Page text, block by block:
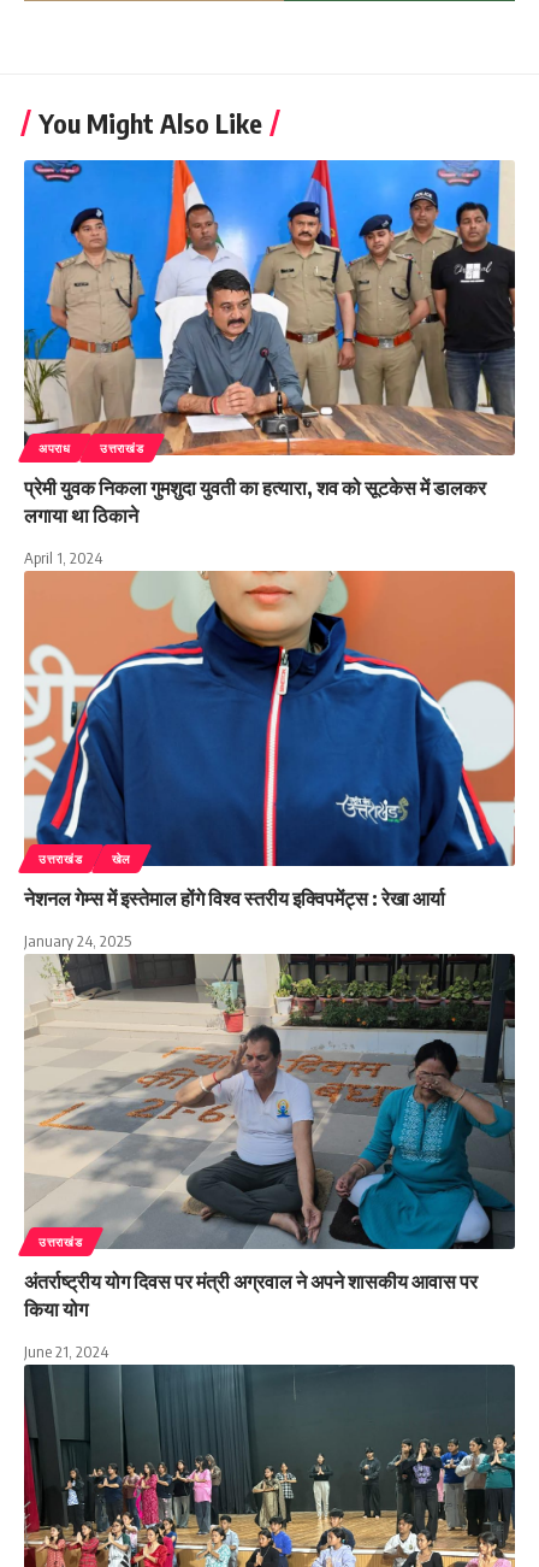
You Might Also Like
अपराध उत्तराखंड
प्रेमी युवक निकला गुमशुदा युवती का हत्यारा, शव को सूटकेस में डालकर
लगाया था ठिकाने
April 1, 2024
उत्तराखंड खेल
नेशनल गेम्स में इस्तेमाल होंगे विश्व स्तरीय इक्विपमेंट्स : रेखा आर्या
January 24, 2025
उत्तराखंड
अंतर्राष्ट्रीय योग दिवस पर मंत्री अग्रवाल ने अपने शासकीय आवास पर
किया योग
June 21, 2024